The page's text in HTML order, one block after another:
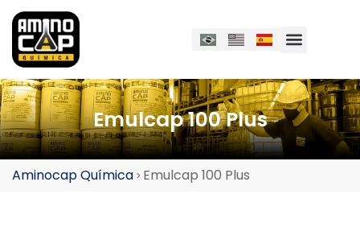
Emulcap 100 Plus
Aminocap Química > Emulcap 100 Plus